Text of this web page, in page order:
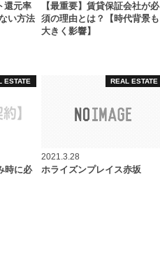
還元率
い方法
【最重要】賃貸保証会社が必
須の理由とは？【時代背景も
大きく影響】
ESTATE
時に必
REAL ESTATE
2021.3.28
ホライズンプレイス赤坂